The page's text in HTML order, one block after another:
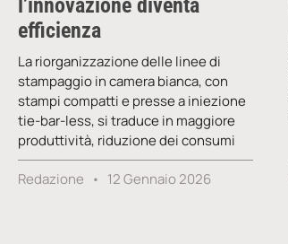
l’innovazione diventa
efficienza
La riorganizzazione delle linee di
stampaggio in camera bianca, con
stampi compatti e presse a iniezione
tie-bar-less, si traduce in maggiore
produttività, riduzione dei consumi
Redazione 12 Gennaio 2026